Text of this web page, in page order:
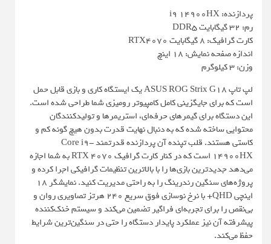
پردازنده: i9 14900HX
رم: 32 گیگابایت DDR5
کارت گرافیک: 8 گیگابایت RTX4070
اندازه صفحه نمایش: 18 اینچ
وزن: 3 کیلوگرم
لپ تاپ ASUS ROG Strix G18 یک ایستگاه کاری و بازی قابل حمل
است که برای جایگزینی کامل کامپیوتر رومیزی شما طراحی شده است.
این دستگاه برای گیمرهای حرفه‌ای، استریمرها و تولیدکنندگان
محتوایی ساخته شده که به دنبال نهایت قدرت بدون هیچ گونه کم‌ و
کاستی هستند. قلب تپنده آن پردازنده قدرتمند Core i9-
14900HX است که در کنار کارت گرافیک RTX 4070 به شما اجازه
می‌دهد جدیدترین بازی‌ها را با بالاترین تنظیمات گرافیکی اجرا کرده و
پروژه‌های سنگین رندرینگ را به راحتی مدیریت کنید. نمایشگر 18
اینچی QHD+ با نرخ نوسازی فوق سریع 240 هرتز تصاویری روان و
بی‌نقص را برای تجربه‌ای فراگیر تضمین می‌کند و سیستم خنک‌کننده
پیشرفته آن نیز عملکرد پایدار دستگاه را حتی در سنگین‌ترین شرایط
حفظ می‌کند.